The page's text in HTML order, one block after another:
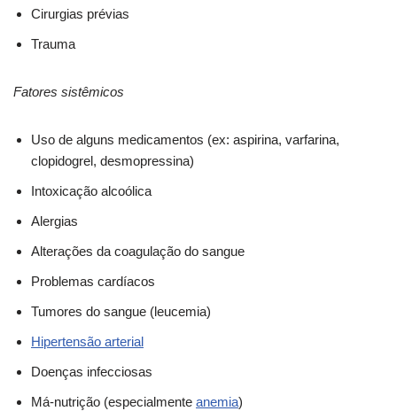
Cirurgias prévias
Trauma
Fatores sistêmicos
Uso de alguns medicamentos (ex: aspirina, varfarina,
clopidogrel, desmopressina)
Intoxicação alcoólica
Alergias
Alterações da coagulação do sangue
Problemas cardíacos
Tumores do sangue (leucemia)
Hipertensão arterial
Doenças infecciosas
Má-nutrição (especialmente anemia)